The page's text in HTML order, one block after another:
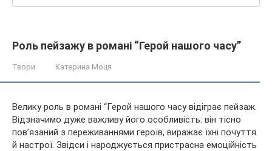
Роль пейзажу в романі “Герой нашого часу”
Твори Катерина Моця
Велику роль в романі “Герой нашого часу відіграє пейзаж.
Відзначимо дуже важливу його особливість: він тісно
пов’язаний з переживаннями героїв, виражає їхні почуття
й настрої. Звідси і народжується пристрасна емоційність